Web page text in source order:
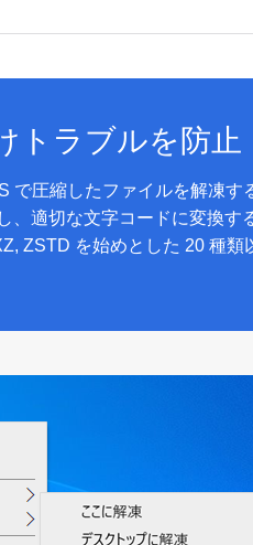
トラブルを防止
圧縮したファイルを解凍
適切な文字コードに変換す
ZSTD を始めとした 20 種